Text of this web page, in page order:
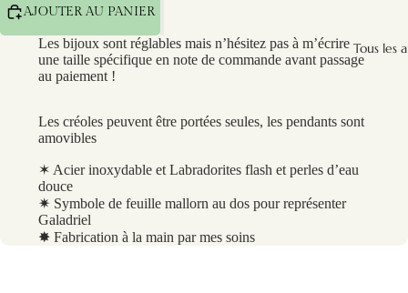
Tous les
AJOUTER AU PANIER
Les bijoux sont réglables mais n’hésitez pas à m’écrire
une taille spécifique en note de commande avant passage
au paiement !
Les créoles peuvent être portées seules, les pendants sont
amovibles
✶ Acier inoxydable et Labradorites flash et perles d’eau
douce
✷ Symbole de feuille mallorn au dos pour représenter
Galadriel
✸ Fabrication à la main par mes soins